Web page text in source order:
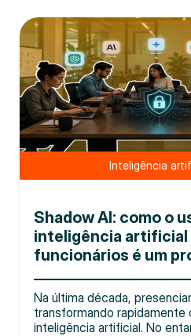
Inteligência
Shadow AI: como o
inteligência artificial
funcionários é um
Na última década,
transformando rapidamente
inteligência artificial. No